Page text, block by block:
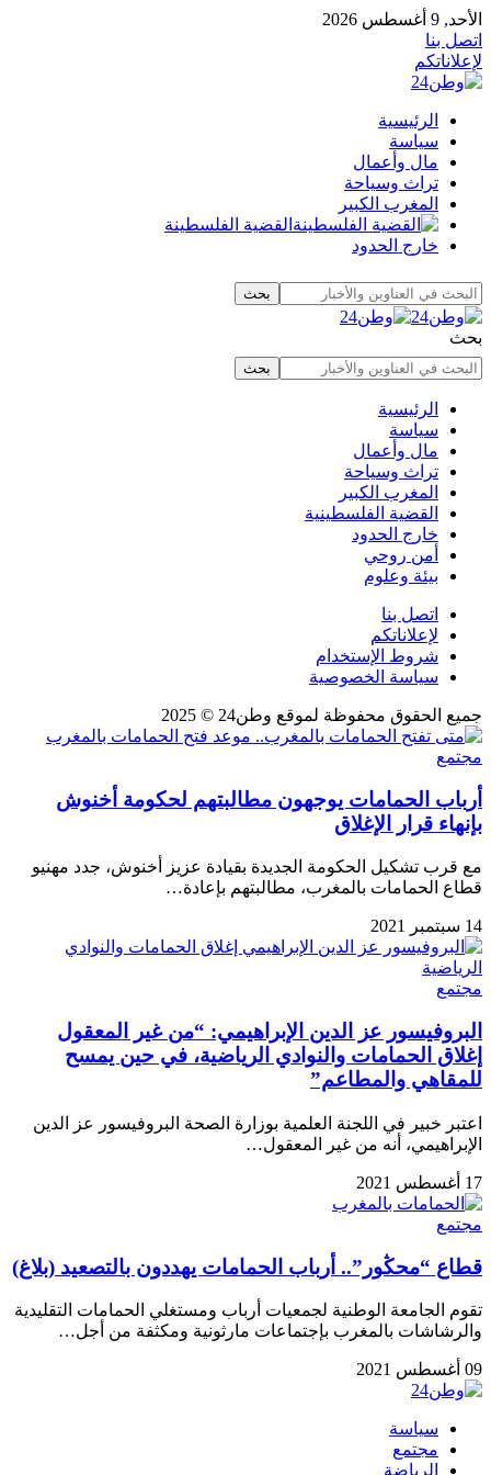
الأحد, 9 أغسطس 2026
اتصل بنا
لإعلاناتكم
الرئيسية
سياسة
مال وأعمال
تراث وسياحة
المغرب الكبير
القضية الفلسطينة
خارج الحدود
بحث
الرئيسية
سياسة
مال وأعمال
تراث وسياحة
المغرب الكبير
القضية الفلسطينية
خارج الحدود
أمن روحي
بيئة وعلوم
اتصل بنا
لإعلاناتكم
شروط الإستخدام
سياسة الخصوصية
جميع الحقوق محفوظة لموقع وطن24 © 2025
مجتمع
أرباب الحمامات يوجهون مطالبتهم لحكومة أخنوش
بإنهاء قرار الإغلاق
مع قرب تشكيل الحكومة الجديدة بقيادة عزيز أخنوش، جدد مهنيو
قطاع الحمامات بالمغرب، مطالبتهم بإعادة…
14 سبتمبر 2021
مجتمع
البروفيسور عز الدين الإبراهيمي: “من غير المعقول
إغلاق الحمامات والنوادي الرياضية، في حين يمسح
للمقاهي والمطاعم”
اعتبر خبير في اللجنة العلمية بوزارة الصحة البروفيسور عز الدين
الإبراهيمي، أنه من غير المعقول…
17 أغسطس 2021
مجتمع
قطاع “محڭور”.. أرباب الحمامات يهددون بالتصعيد (بلاغ)
تقوم الجامعة الوطنية لجمعيات أرباب ومستغلي الحمامات التقليدية
والرشاشات بالمغرب بإجتماعات مارثونية ومكثفة من أجل…
09 أغسطس 2021
سياسة
مجتمع
الرياضة